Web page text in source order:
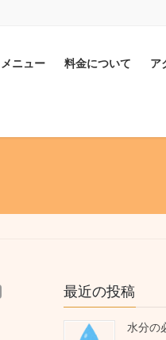
メニュー 料金について ア
最近の投稿
水分の